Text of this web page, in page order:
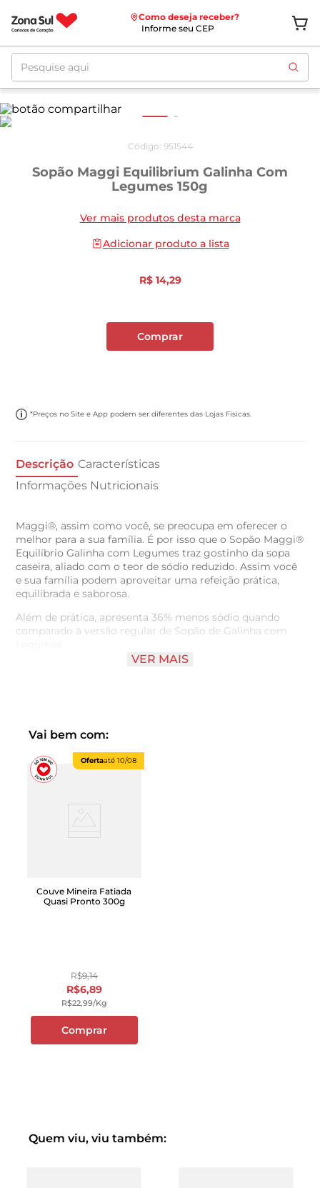
Como deseja receber?
Informe seu CEP
Pesquise aqui
Código: 951544
Sopão Maggi Equilibrium Galinha Com
Legumes 150g
Ver mais produtos desta marca
Adicionar produto a lista
R$ 14,29
Comprar
*Preços no Site e App podem ser diferentes das Lojas Físicas.
Descrição Características
Informações Nutricionais
Maggi®, assim como você, se preocupa em oferecer o
melhor para a sua família. É por isso que o Sopão Maggi®
Equilíbrio Galinha com Legumes traz gostinho da sopa
caseira, aliado com o teor de sódio reduzido. Assim você
e sua família podem aproveitar uma refeição prática,
equilibrada e saborosa.
Além de prática, apresenta 36% menos sódio quando
comparado à versão regular de Sopão de Galinha com
Feita com ingredientes cuidadosamente selecionados:
VER MAIS
Vai bem com:
Ofertaaté 10/08
Couve Mineira Fatiada
Quasi Pronto 300g
R$9,14
R$6,89
R$22,99/kg
Comprar
Quem viu, viu também: